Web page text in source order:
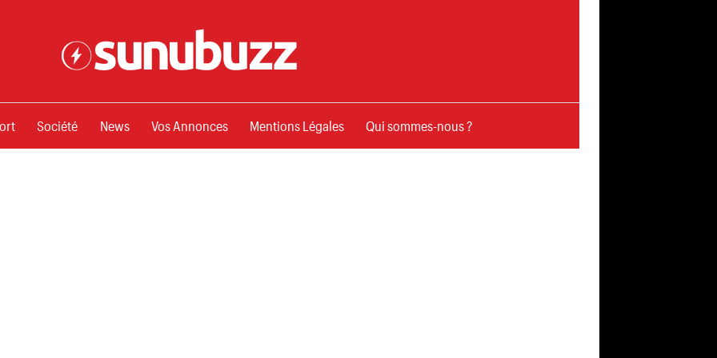
Société News Vos Annonces Mentions Légales Qui sommes-nous ?